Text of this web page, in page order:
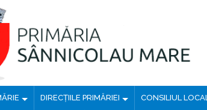
DIRECȚIILE PRIMĂRIEI CONSILIUL LOCAL